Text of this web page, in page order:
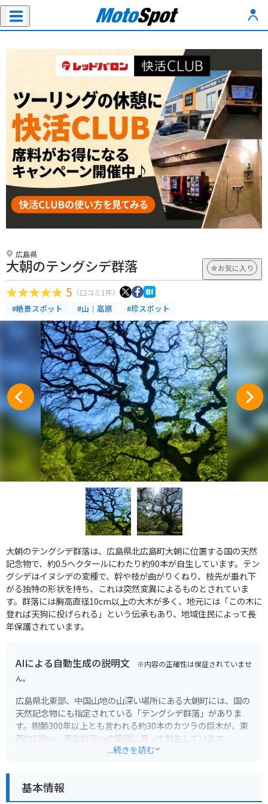
広島県
大朝のテングシデ群落 お気に入り
5 （口コミ1件）
#絶景スポット #山｜高原 #珍スポット
大朝のテングシデ群落は、広島県北広島町大朝に位置する国の天然
記念物で、約0.5ヘクタールにわたり約90本が自生しています。テン
グシデはイヌシデの変種で、幹や枝が曲がりくねり、枝先が垂れ下
がる独特の形状を持ち、これは突然変異によるものとされていま
す。群落には胸高直径10cm以上の大木が多く、地元には「この木に
登れば天狗に投げられる」という伝承もあり、地域住民によって長
年保護されています。
AIによる自動生成の説明文 ※内容の正確性は保証されていませ
ん。
広島県北東部、中国山地の山深い場所にある大朝町には、国の
天然記念物にも指定されている「テングシデ群落」がありま
す。樹齢300年以上とも言われる約30本のカツラの巨木が、東
西約100m、南北約70mの範囲に渡って群生しています。
れし、まるで天狗が足を広げているように見えることから、そ
の名がつけられました。秋の紅葉シーズンには、黄金色に輝く
...続きを読む
基本情報